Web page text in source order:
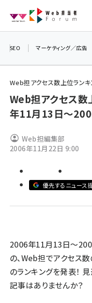
ン
seo (3532)
youtube (2441)
セミナー (2310)
SEO マーケティング／広告
Web担アクセス数上位ラン
Web担アクセス
年11月13日～
Web担編集部
2006年11月22日 9:00
優先するニュース
2006年11月13日～
の、Web担でアクセス
のランキングを発表！
記事はありませんか？